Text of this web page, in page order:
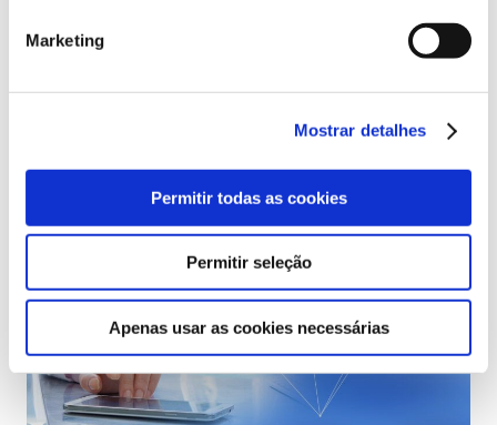
Marketing
Mostrar detalhes
Permitir todas as cookies
Permitir seleção
Apenas usar as cookies necessárias
Publicações em
destaque nas redes
sociais